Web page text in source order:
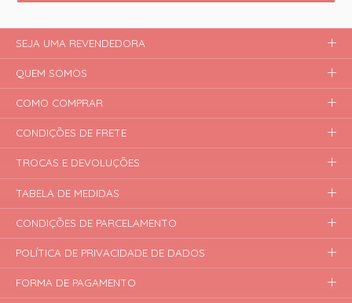
SEJA UMA REVENDEDORA
QUEM SOMOS
COMO COMPRAR
CONDIÇÕES DE FRETE
TROCAS E DEVOLUÇÕES
TABELA DE MEDIDAS
CONDIÇÕES DE PARCELAMENTO
POLÍTICA DE PRIVACIDADE DE DADOS
FORMA DE PAGAMENTO